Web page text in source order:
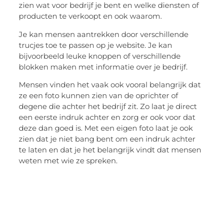
zien wat voor bedrijf je bent en welke diensten of
producten te verkoopt en ook waarom.
Je kan mensen aantrekken door verschillende
trucjes toe te passen op je website. Je kan
bijvoorbeeld leuke knoppen of verschillende
blokken maken met informatie over je bedrijf.
Mensen vinden het vaak ook vooral belangrijk dat
ze een foto kunnen zien van de oprichter of
degene die achter het bedrijf zit. Zo laat je direct
een eerste indruk achter en zorg er ook voor dat
deze dan goed is. Met een eigen foto laat je ook
zien dat je niet bang bent om een indruk achter
te laten en dat je het belangrijk vindt dat mensen
weten met wie ze spreken.